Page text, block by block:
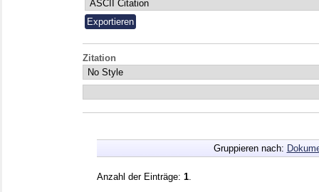
Zitation
Gruppieren nach:
Anzahl der Einträge: 1